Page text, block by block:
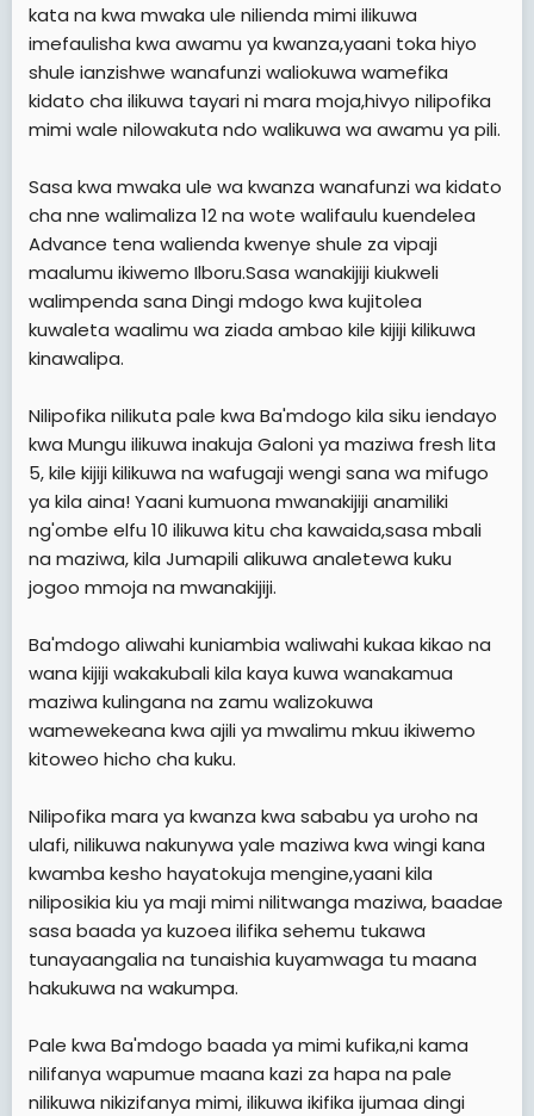
kata na kwa mwaka ule nilienda mimi ilikuwa
imefaulisha kwa awamu ya kwanza,yaani toka hiyo
shule ianzishwe wanafunzi waliokuwa wamefika
kidato cha ilikuwa tayari ni mara moja,hivyo nilipofika
mimi wale nilowakuta ndo walikuwa wa awamu ya pili.
Sasa kwa mwaka ule wa kwanza wanafunzi wa kidato
cha nne walimaliza 12 na wote walifaulu kuendelea
Advance tena walienda kwenye shule za vipaji
maalumu ikiwemo Ilboru.Sasa wanakijiji kiukweli
walimpenda sana Dingi mdogo kwa kujitolea
kuwaleta waalimu wa ziada ambao kile kijiji kilikuwa
kinawalipa.
Nilipofika nilikuta pale kwa Ba'mdogo kila siku iendayo
kwa Mungu ilikuwa inakuja Galoni ya maziwa fresh lita
5, kile kijiji kilikuwa na wafugaji wengi sana wa mifugo
ya kila aina! Yaani kumuona mwanakijiji anamiliki
ng'ombe elfu 10 ilikuwa kitu cha kawaida,sasa mbali
na maziwa, kila Jumapili alikuwa analetewa kuku
jogoo mmoja na mwanakijiji.
Ba'mdogo aliwahi kuniambia waliwahi kukaa kikao na
wana kijiji wakakubali kila kaya kuwa wanakamua
maziwa kulingana na zamu walizokuwa
wamewekeana kwa ajili ya mwalimu mkuu ikiwemo
kitoweo hicho cha kuku.
Nilipofika mara ya kwanza kwa sababu ya uroho na
ulafi, nilikuwa nakunywa yale maziwa kwa wingi kana
kwamba kesho hayatokuja mengine,yaani kila
niliposikia kiu ya maji mimi nilitwanga maziwa, baadae
sasa baada ya kuzoea ilifika sehemu tukawa
tunayaangalia na tunaishia kuyamwaga tu maana
hakukuwa na wakumpa.
Pale kwa Ba'mdogo baada ya mimi kufika,ni kama
nilifanya wapumue maana kazi za hapa na pale
nilikuwa nikizifanya mimi, ilikuwa ikifika ijumaa dingi